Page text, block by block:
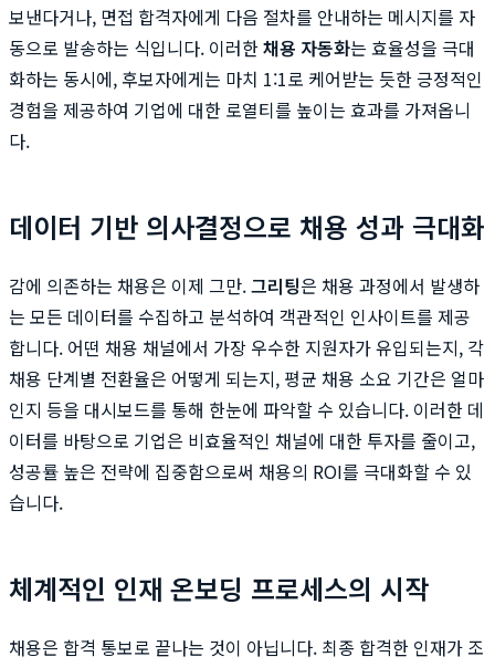
보낸다거나, 면접 합격자에게 다음 절차를 안내하는 메시지를 자
동으로 발송하는 식입니다. 이러한채용 자동화는 효율성을 극대
화하는 동시에, 후보자에게는 마치 1:1로 케어받는 듯한 긍정적인
경험을 제공하여 기업에 대한 로열티를 높이는 효과를 가져옵니
다.
데이터 기반 의사결정으로 채용 성과 극대화
감에 의존하는 채용은 이제 그만.그리팅은 채용 과정에서 발생하
는 모든 데이터를 수집하고 분석하여 객관적인 인사이트를 제공
합니다. 어떤 채용 채널에서 가장 우수한 지원자가 유입되는지, 각
채용 단계별 전환율은 어떻게 되는지, 평균 채용 소요 기간은 얼마
인지 등을 대시보드를 통해 한눈에 파악할 수 있습니다. 이러한 데
이터를 바탕으로 기업은 비효율적인 채널에 대한 투자를 줄이고,
성공률 높은 전략에 집중함으로써 채용의 ROI를 극대화할 수 있
습니다.
체계적인 인재 온보딩 프로세스의 시작
채용은 합격 통보로 끝나는 것이 아닙니다. 최종 합격한 인재가 조